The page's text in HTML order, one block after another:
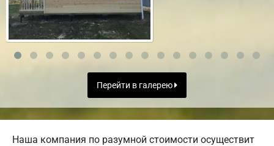
Перейти в галерею
Наша компания по разумной стоимости осуществит